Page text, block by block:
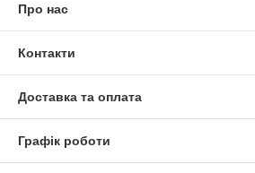
Про нас
Контакти
Доставка та оплата
Графік роботи